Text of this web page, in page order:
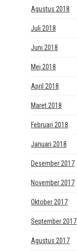
Agustus 2018
Juli 2018
Juni 2018
Mei 2018
April 2018
Maret 2018
Februari 2018
Januari 2018
Desember 2017
November 2017
Oktober 2017
September 2017
Agustus 2017